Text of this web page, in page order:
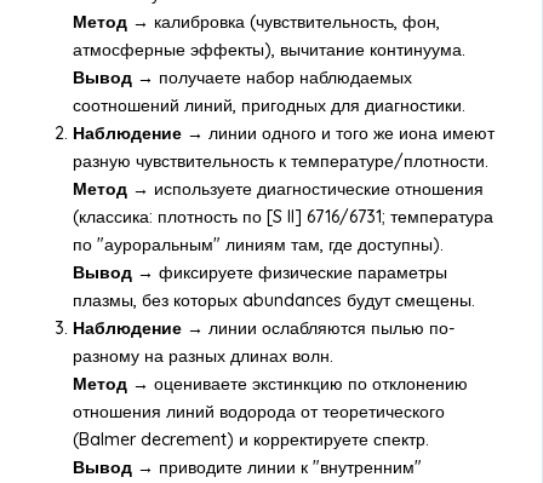
Метод → калибровка (чувствительность, фон,
атмосферные эффекты), вычитание континуума.
Вывод → получаете набор наблюдаемых
соотношений линий, пригодных для диагностики.
Наблюдение → линии одного и того же иона имеют
разную чувствительность к температуре/плотности.
Метод → используете диагностические отношения
(классика: плотность по [S II] 6716/6731; температура
по "ауроральным" линиям там, где доступны).
Вывод → фиксируете физические параметры
плазмы, без которых abundances будут смещены.
Наблюдение → линии ослабляются пылью по-
разному на разных длинах волн.
Метод → оцениваете экстинкцию по отклонению
отношения линий водорода от теоретического
(Balmer decrement) и корректируете спектр.
Вывод → приводите линии к "внутренним"